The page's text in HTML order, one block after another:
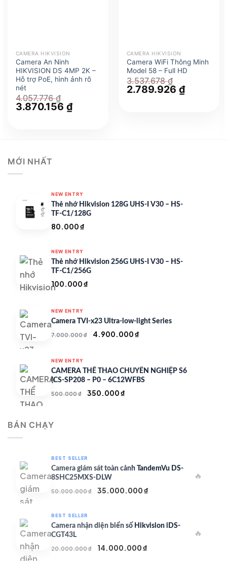
CAMERA HIKVISION
Camera An Ninh
HIKVISION DS 4MP 2K –
Hỗ trợ PoE, hình ảnh rõ
nét
4.057.776₫
Giá
gốc
3.870.156 ₫Giá
hiện
CAMERA HIKVISION
Camera WiFi Thông Minh
Model 58 – Full HD
3.537.678₫
Giá
2.789.926 ₫Giá
hiện
MỚI NHẤT
NEW ENTRY
Thẻ nhớ Hikvision 128G UHS-I V30 – HS-
TF-C1/128G
80.000₫
NEW ENTRY
Thẻ nhớ Hikvision 256G UHS-I V30 – HS-
TF-C1/256G
100.000₫
NEW ENTRY
Camera TVI-x23 Ultra-low-light Series
7.000.000₫
Giá
7.000.000 ₫.
4.900.000₫
là:
4.900.000 ₫.
NEW ENTRY
CAMERA THỂ THAO CHUYÊN NGHIỆP S6
(CS-SP208 – P0 – 6C12WFBS
500.000₫
Giá
350.000₫
BÁN CHẠY
BEST SELLER
Camera giám sát toàn cảnh TandemVu DS-
8SHC25MXS-DLW
50.000.000₫
Giá
50.000.000 ₫.
35.000.000₫
là:
35.000.000 ₫.
🔥
BEST SELLER
Camera nhận diện biển số Hikvision iDS-
CGT43L
20.000.000₫
Giá
14.000.000₫
🔥